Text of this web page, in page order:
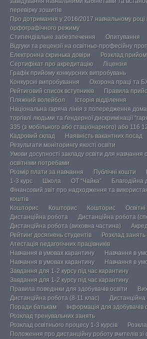
перевірку зошитів
Про дотримання у 2016/2017 навчальному році
орфографічного режиму
Стипендіальне забезпечення
Опитування
Відгуки та рецензії на освітньо-професійну
Електронна скринька довіри
Розклад
Сертифікат про акредитацію
Ліцензія
Графік прийому конкурсних випробувань
Конкурсні випробування
Охорона праці та
Рейтиговий список вступників
Правила
Пляжний волейбол
Історія відділення
Національна гаряча лінія з попередження
торгівлі людьми та ґендерної дискримінації
335 (з мобільного або стаціонарного) або 116
Кадровий склад
Наявність вакантних посад
Результати моніторингу якості освіти
Умови досупності закладу освіти для навчання
освітніми потребами
Розмір плати за навчання
Публічні кошти
1-3 курс
Школа ОТ “Чайка”
Благодійна
Фінансовий звіт про надходження та
коштів
Кошторис
Кошторис Кошторис
Дистанційна робота
Дистанційна робота
Дистанційна робота (виховна частина)
Рейтинг досягнень студентів
Розклад занять
Атестація педагогічних працівників
Навчання в умовах карантину
Навчання в
Навчання в умовах карантину
Навчання в
Завдання для 1-2 курсу під час карантину
Завдання для 1-2 курсу під час карантину
Правила поведінки для здобувачів освіти
Дистанційна робота (8-11 клас)
Поради батькам
Інформація для здобувачів
Розклад тренувальних занять
Розклад освітнього процесу 1-3 курсів
Положення про дистанційну роботу вчителів зі